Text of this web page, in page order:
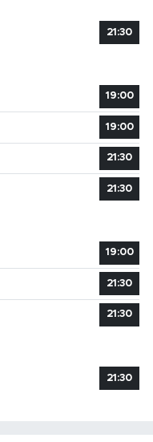
21:30
19:00
19:00
21:30
21:30
19:00
21:30
21:30
21:30